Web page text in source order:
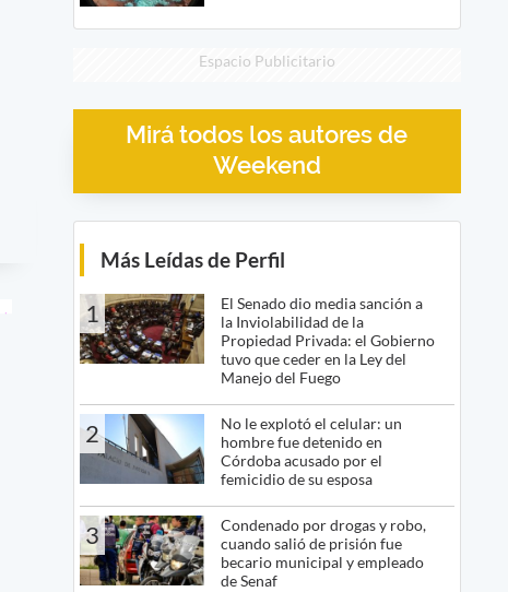
Espacio Publicitario
Mirá todos los autores de
Weekend
Más Leídas de Perfil
1
El Senado dio media sanción a
la Inviolabilidad de la
Propiedad Privada: el Gobierno
tuvo que ceder en la Ley del
Manejo del Fuego
2
No le explotó el celular: un
hombre fue detenido en
Córdoba acusado por el
femicidio de su esposa
3
Condenado por drogas y robo,
cuando salió de prisión fue
becario municipal y empleado
de Senaf